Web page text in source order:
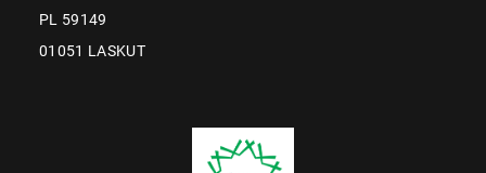
PL 59149
01051 LASKUT